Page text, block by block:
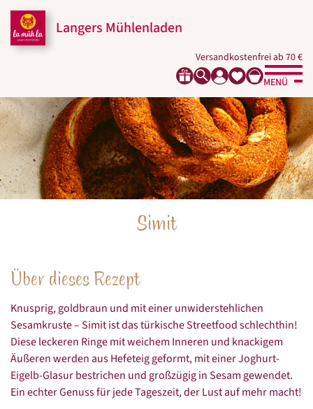
Seitenbereiche:
Zum
Inhalt
Zur
Hauptnavigation
Zur
FooternavigationLangers Mühlenladen
Versandkostenfrei ab 70 €
MENÜ
Simit
Über dieses Rezept
Knusprig, goldbraun und mit einer unwiderstehlichen
Sesamkruste – Simit ist das türkische Streetfood schlechthin!
Diese leckeren Ringe mit weichem Inneren und knackigem
Äußeren werden aus Hefeteig geformt, mit einer Joghurt-
Eigelb-Glasur bestrichen und großzügig in Sesam gewendet.
Ein echter Genuss für jede Tageszeit, der Lust auf mehr macht!